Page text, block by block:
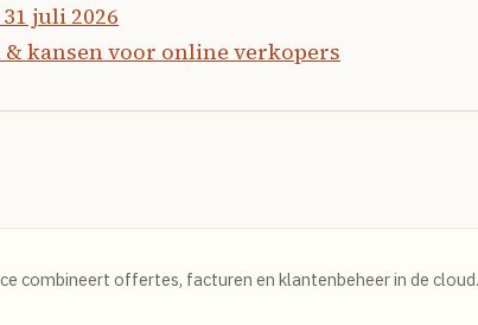
juli 2026
kansen voor online verkopers
combineert offertes, facturen en klantenbeheer in de cloud.